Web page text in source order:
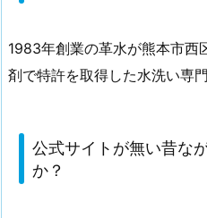
1983年創業の革水が熊本市西
剤で特許を取得した水洗い専門
公式サイトが無い昔な
か？